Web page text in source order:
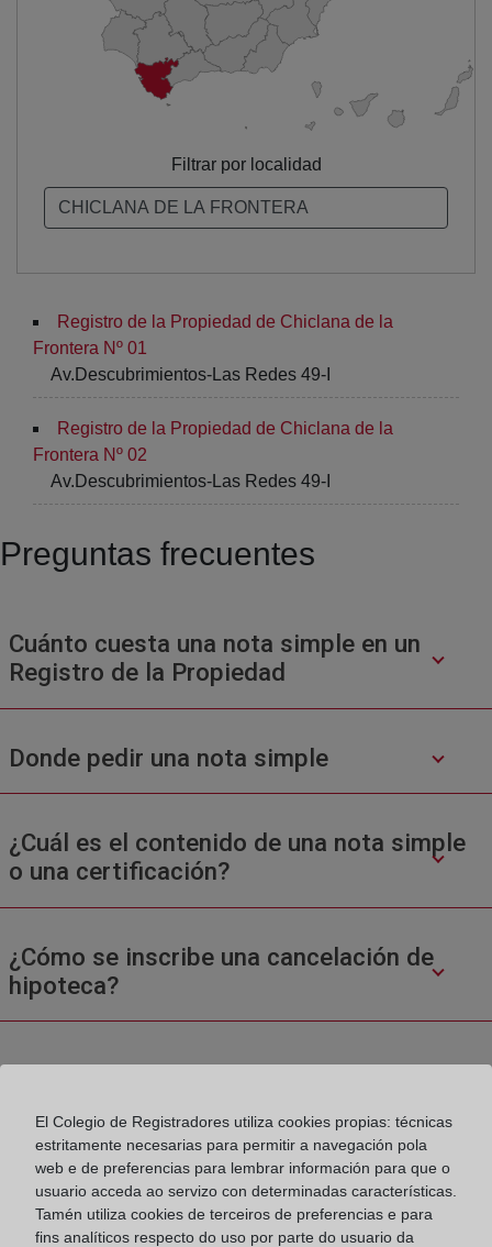
Filtrar por localidad
Registro de la Propiedad de Chiclana de la
Frontera Nº 01
Av.Descubrimientos-Las Redes 49-I
Registro de la Propiedad de Chiclana de la
Frontera Nº 02
Av.Descubrimientos-Las Redes 49-I
Preguntas frecuentes
Cuánto cuesta una nota simple en un
Registro de la Propiedad
Donde pedir una nota simple
¿Cuál es el contenido de una nota simple
o una certificación?
¿Cómo se inscribe una cancelación de
hipoteca?
Colegio de Registradores
Príncipe de Vergara 70. 28006 Madrid
El Colegio de Registradores utiliza cookies propias: técnicas
estritamente necesarias para permitir a navegación pola
web e de preferencias para lembrar información para que o
usuario acceda ao servizo con determinadas características.
Tamén utiliza cookies de terceiros de preferencias e para
fins analíticos respecto do uso por parte do usuario da